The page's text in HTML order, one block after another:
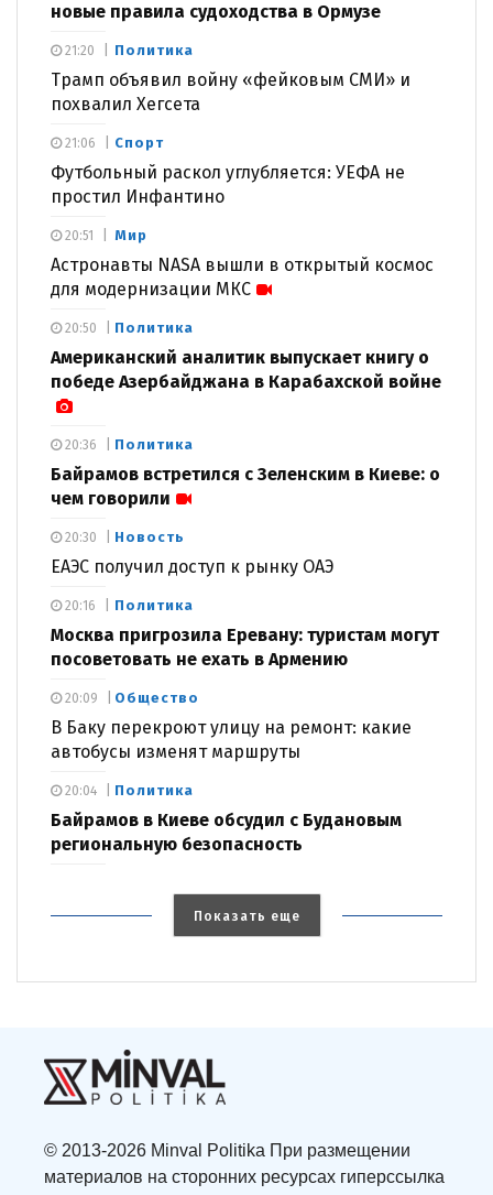
новые правила судоходства в Ормузе
Политика
Трамп объявил войну «фейковым СМИ» и
похвалил Хегсета
21:20
Спорт
Футбольный раскол углубляется: УЕФА не
простил Инфантино
21:06
Мир
Астронавты NASA вышли в открытый космос
для модернизации МКС
20:51
Политика
Американский аналитик выпускает книгу о
победе Азербайджана в Карабахской войне
20:50
Политика
Байрамов встретился с Зеленским в Киеве: о
чем говорили
20:36
Новость
ЕАЭС получил доступ к рынку ОАЭ
20:30
Политика
Москва пригрозила Еревану: туристам могут
посоветовать не ехать в Армению
20:16
Общество
В Баку перекроют улицу на ремонт: какие
автобусы изменят маршруты
20:09
Политика
Байрамов в Киеве обсудил с Будановым
региональную безопасность
20:04
Показать еще
© 2013-2026 Minval Politika При размещении
материалов на сторонних ресурсах гиперссылка